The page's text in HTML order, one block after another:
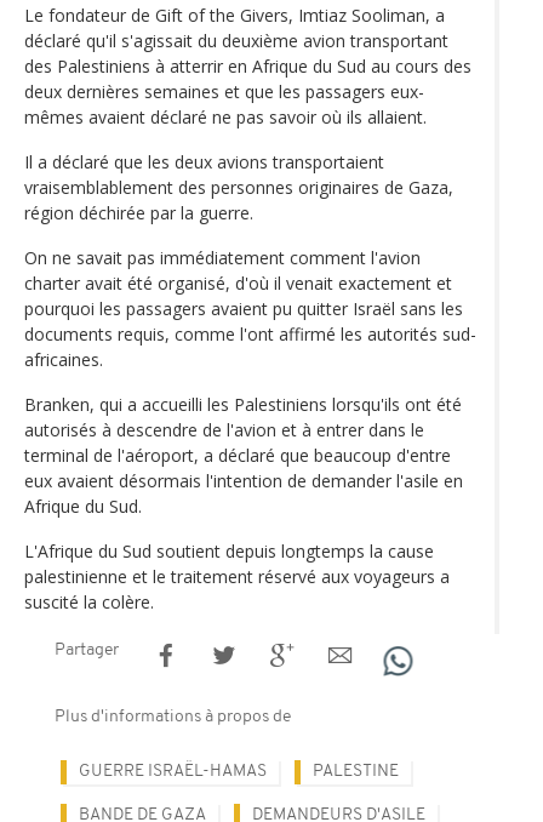
Le fondateur de Gift of the Givers, Imtiaz Sooliman, a
déclaré qu'il s'agissait du deuxième avion transportant
des Palestiniens à atterrir en Afrique du Sud au cours des
deux dernières semaines et que les passagers eux-
mêmes avaient déclaré ne pas savoir où ils allaient.
Il a déclaré que les deux avions transportaient
vraisemblablement des personnes originaires de Gaza,
région déchirée par la guerre.
On ne savait pas immédiatement comment l'avion
charter avait été organisé, d'où il venait exactement et
pourquoi les passagers avaient pu quitter Israël sans les
documents requis, comme l'ont affirmé les autorités sud-
africaines.
Branken, qui a accueilli les Palestiniens lorsqu'ils ont été
autorisés à descendre de l'avion et à entrer dans le
terminal de l'aéroport, a déclaré que beaucoup d'entre
eux avaient désormais l'intention de demander l'asile en
Afrique du Sud.
L'Afrique du Sud soutient depuis longtemps la cause
palestinienne et le traitement réservé aux voyageurs a
suscité la colère.
Partager
Plus d'informations à propos de
GUERRE ISRAËL-HAMAS PALESTINE
BANDE DE GAZA DEMANDEURS D'ASILE